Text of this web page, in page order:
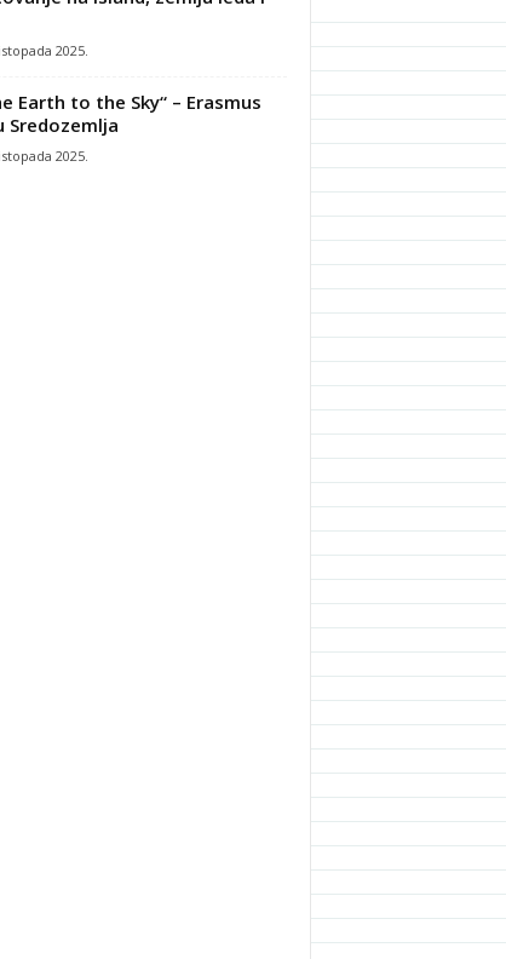
2025.
Earth to the Sky“ – Erasmus
Sredozemlja
2025.